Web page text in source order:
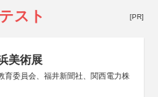
スト [PR]
美術展
育委員会、福井新聞社、関西電力株